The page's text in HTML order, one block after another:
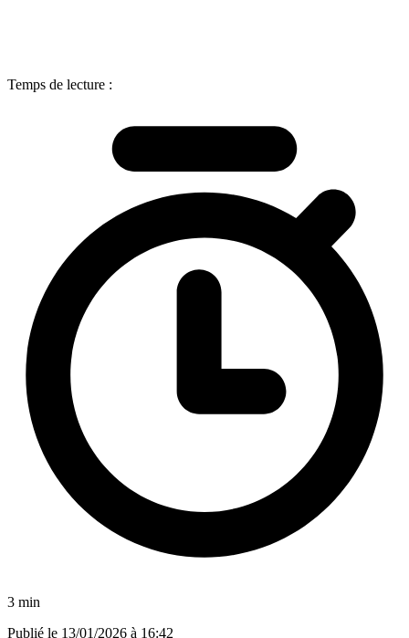
Temps de lecture :
3 min
Publié le 13/01/2026 à 16:42